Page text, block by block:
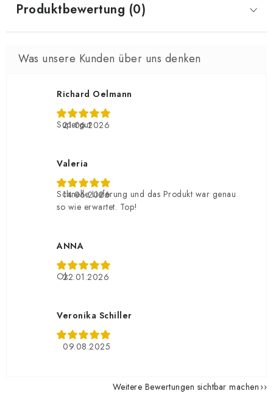
Produktbewertung (0)
Richard Oelmann
21.06.2026
Supergut
Valeria
14.06.2026
Schnelle Lieferung und das Produkt war genau
so wie erwartet. Top!
ANNA
22.01.2026
Ok
Veronika Schiller
09.08.2025
Weitere Bewertungen sichtbar machen